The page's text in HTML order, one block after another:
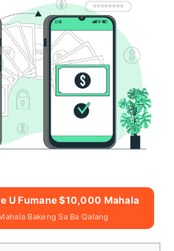
U Fumane $10,000 Mahala
Bakeng Sa Ba Qalang